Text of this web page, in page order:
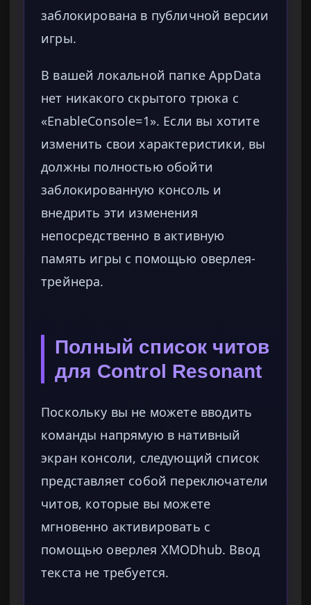
заблокирована в публичной версии
игры.
В вашей локальной папке AppData
нет никакого скрытого трюка с
«EnableConsole=1». Если вы хотите
изменить свои характеристики, вы
должны полностью обойти
заблокированную консоль и
внедрить эти изменения
непосредственно в активную
память игры с помощью оверлея-
трейнера.
Полный список читов
для Control Resonant
Поскольку вы не можете вводить
команды напрямую в нативный
экран консоли, следующий список
представляет собой переключатели
читов, которые вы можете
мгновенно активировать с
помощью оверлея XMODhub. Ввод
текста не требуется.